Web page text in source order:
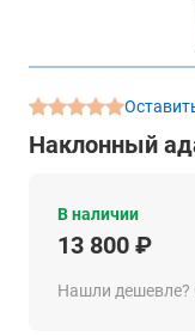
Наклонный
В наличии
13 800 ₽
Нашли